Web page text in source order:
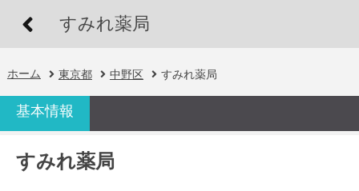
すみれ薬局
ホーム 東京都 中野区 すみれ薬局
基本情報
すみれ薬局